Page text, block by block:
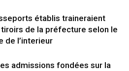
établis traineraient
de la préfecture selon le
de l’interieur
admissions fondées sur la